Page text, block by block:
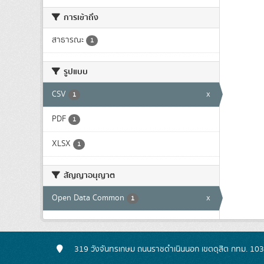
การเข้าถึง
สาธารณะ 1
รูปแบบ
CSV 1 x
PDF 1
XLSX 1
สัญญาอนุญาต
Open Data Common 1 x
319 วังจันทรเกษม ถนนราชดำเนินนอก เขตดุสิต กทม.